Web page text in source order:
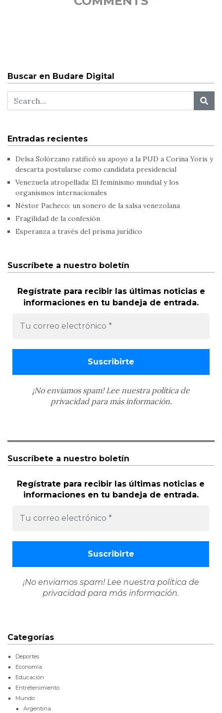
Buscar en Budare Digital
Entradas recientes
Delsa Solórzano ratificó su apoyo a la PUD a Corina Yoris y
descarta postularse como candidata presidencial
Venezuela atropellada: El feminismo mundial y los
organismos internacionales
Néstor Pacheco: un sonero de la salsa venezolana
Fragilidad de la confesión
Esperanza a través del prisma jurídico
Suscríbete a nuestro boletín
Regístrate para recibir las últimas noticias e
informaciones en tu bandeja de entrada.
¡No enviamos spam! Lee nuestra política de
privacidadpara más información.
Suscríbete a nuestro boletín
Regístrate para recibir las últimas noticias e
informaciones en tu bandeja de entrada.
¡No enviamos spam! Lee nuestra política de
privacidad para más información.
Categorías
Deportes
Economía
Educación
Entretenimiento
Mundo
Argentina